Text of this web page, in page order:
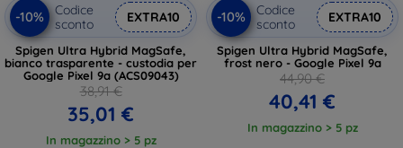
-10%
Codice
sconto
EXTRA10
Spigen Ultra Hybrid MagSafe,
bianco trasparente - custodia per
Google Pixel 9a (ACS09043)
38,91 €
35,01 €
In magazzino > 5 pz
-10%
Codice
sconto
EXTRA10
Spigen Ultra Hybrid MagSafe,
frost nero - Google Pixel 9a
44,90 €
40,41 €
In magazzino > 5 pz